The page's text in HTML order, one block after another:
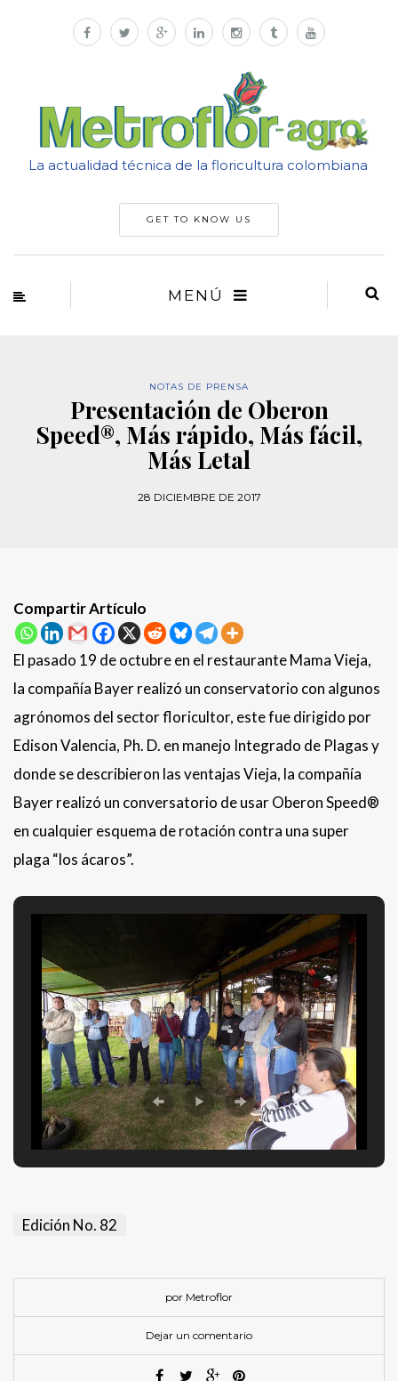
La actualidad técnica de la floricultura colombiana
GET TO KNOW US
MENÚ
NOTAS DE PRENSA
Presentación de Oberon
Speed®, Más rápido, Más fácil,
Más Letal
28 DICIEMBRE DE 2017
Compartir Artículo
El pasado 19 de octubre en el restaurante Mama Vieja,
la compañía Bayer realizó un conservatorio con algunos
agrónomos del sector floricultor, este fue dirigido por
Edison Valencia, Ph. D. en manejo Integrado de Plagas y
donde se describieron las ventajas Vieja, la compañía
Bayer realizó un conversatorio de usar Oberon Speed®
en cualquier esquema de rotación contra una super
plaga “los ácaros”.
Edición No. 82
por Metroflor
Dejar un comentario